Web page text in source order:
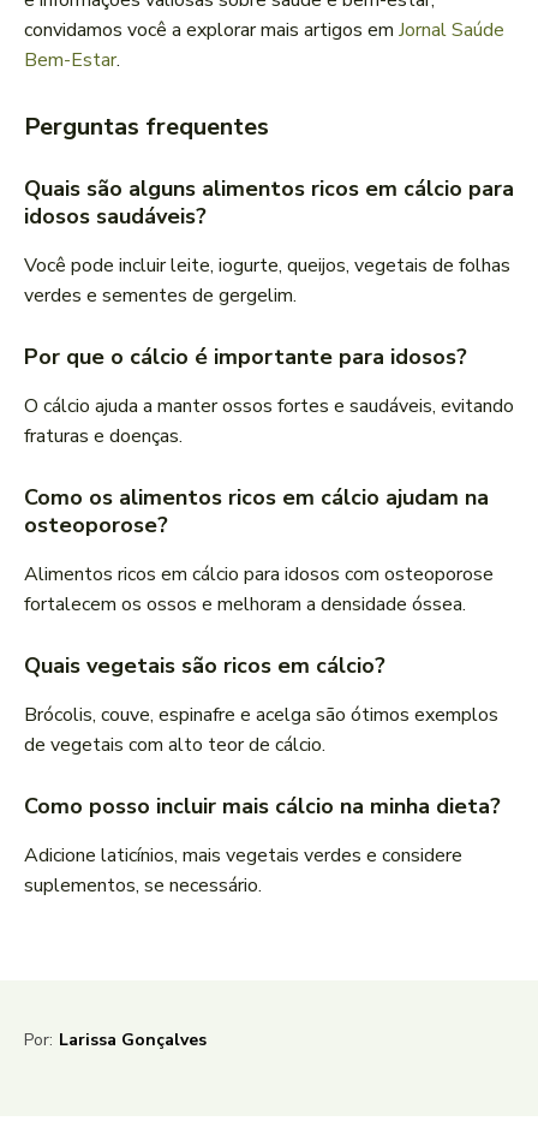
convidamos você a explorar mais artigos em Jornal Saúde
Bem-Estar.
Perguntas frequentes
Quais são alguns alimentos ricos em cálcio para
idosos saudáveis?
Você pode incluir leite, iogurte, queijos, vegetais de folhas
verdes e sementes de gergelim.
Por que o cálcio é importante para idosos?
O cálcio ajuda a manter ossos fortes e saudáveis, evitando
fraturas e doenças.
Como os alimentos ricos em cálcio ajudam na
osteoporose?
Alimentos ricos em cálcio para idosos com osteoporose
fortalecem os ossos e melhoram a densidade óssea.
Quais vegetais são ricos em cálcio?
Brócolis, couve, espinafre e acelga são ótimos exemplos
de vegetais com alto teor de cálcio.
Como posso incluir mais cálcio na minha dieta?
Adicione laticínios, mais vegetais verdes e considere
suplementos, se necessário.
Por: Larissa Gonçalves